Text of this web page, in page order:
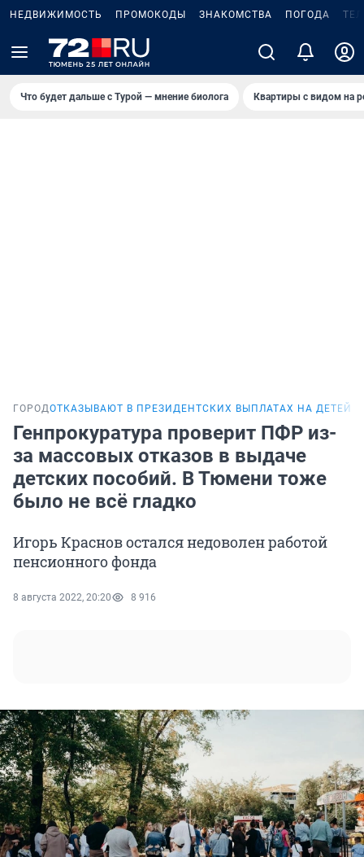
НЕДВИЖИМОСТЬ ПРОМОКОДЫ ЗНАКОМСТВА ПОГОДА
Что будет дальше с Турой — мнение биолога Квартиры с видом на
ГОРОДОТКАЗЫВАЮТ В ПРЕЗИДЕНТСКИХ ВЫПЛАТАХ НА ДЕТЕЙ
Генпрокуратура проверит ПФР из-
за массовых отказов в выдаче
детских пособий. В Тюмени тоже
было не всё гладко
Игорь Краснов остался недоволен работой
пенсионного фонда
8 августа 2022, 20:20 8 916